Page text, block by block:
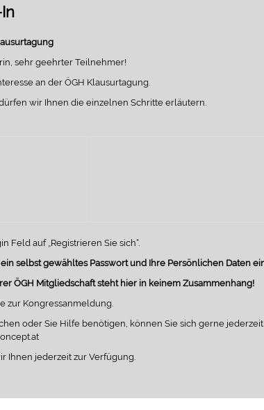
sehr geehrter Teilnehmer!
an der ÖGH Klausurtagung.
wir Ihnen die einzelnen Schritte erläutern.
Feld auf „Registrieren Sie sich“.
selbst gewähltes Passwort und Ihre Persönlichen Daten
ÖGH Mitgliedschaft steht hier in keinem Zusammenhang!
zur Kongressanmeldung.
oder Sie Hilfe benötigen, können Sie sich gerne jederzeit
Ihnen jederzeit zur Verfügung.